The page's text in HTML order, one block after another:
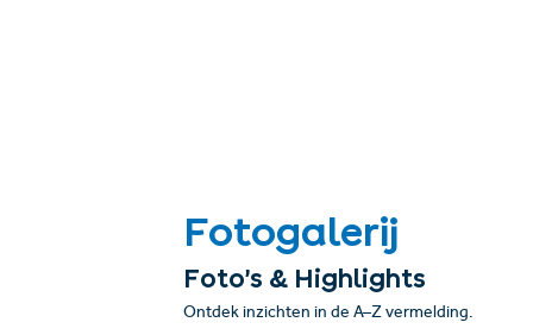
Fotogalerij
Foto’s & Highlights
Ontdek inzichten in de A–Z vermelding.